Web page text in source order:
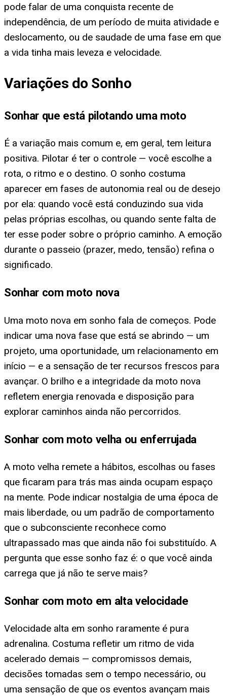
pode falar de uma conquista recente de
independência, de um período de muita atividade e
deslocamento, ou de saudade de uma fase em que
a vida tinha mais leveza e velocidade.
Variações do Sonho
Sonhar que está pilotando uma moto
É a variação mais comum e, em geral, tem leitura
positiva. Pilotar é ter o controle — você escolhe a
rota, o ritmo e o destino. O sonho costuma
aparecer em fases de autonomia real ou de desejo
por ela: quando você está conduzindo sua vida
pelas próprias escolhas, ou quando sente falta de
ter esse poder sobre o próprio caminho. A emoção
durante o passeio (prazer, medo, tensão) refina o
significado.
Sonhar com moto nova
Uma moto nova em sonho fala de começos. Pode
indicar uma nova fase que está se abrindo — um
projeto, uma oportunidade, um relacionamento em
início — e a sensação de ter recursos frescos para
avançar. O brilho e a integridade da moto nova
refletem energia renovada e disposição para
explorar caminhos ainda não percorridos.
Sonhar com moto velha ou enferrujada
A moto velha remete a hábitos, escolhas ou fases
que ficaram para trás mas ainda ocupam espaço
na mente. Pode indicar nostalgia de uma época de
mais liberdade, ou um padrão de comportamento
que o subconsciente reconhece como
ultrapassado mas que ainda não foi substituído. A
pergunta que esse sonho faz é: o que você ainda
carrega que já não te serve mais?
Sonhar com moto em alta velocidade
Velocidade alta em sonho raramente é pura
adrenalina. Costuma refletir um ritmo de vida
acelerado demais — compromissos demais,
decisões tomadas sem o tempo necessário, ou
uma sensação de que os eventos avançam mais